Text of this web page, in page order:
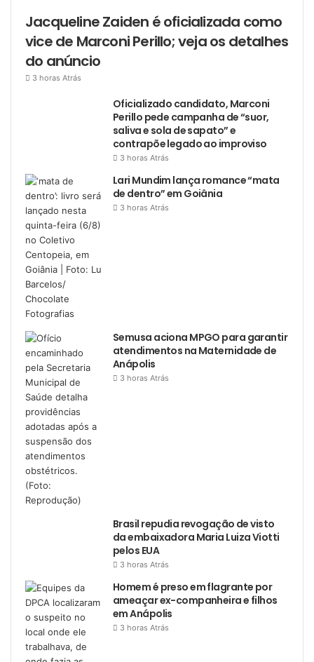
Jacqueline Zaiden é oficializada como
vice de Marconi Perillo; veja os detalhes
do anúncio
3 horas Atrás
Oficializado candidato, Marconi
Perillo pede campanha de “suor,
saliva e sola de sapato” e
contrapõe legado ao improviso
3 horas Atrás
Lari Mundim lança romance “mata
de dentro” em Goiânia
3 horas Atrás
Semusa aciona MPGO para garantir
atendimentos na Maternidade de
Anápolis
3 horas Atrás
Brasil repudia revogação de visto
da embaixadora Maria Luiza Viotti
pelos EUA
3 horas Atrás
Homem é preso em flagrante por
ameaçar ex-companheira e filhos
em Anápolis
3 horas Atrás